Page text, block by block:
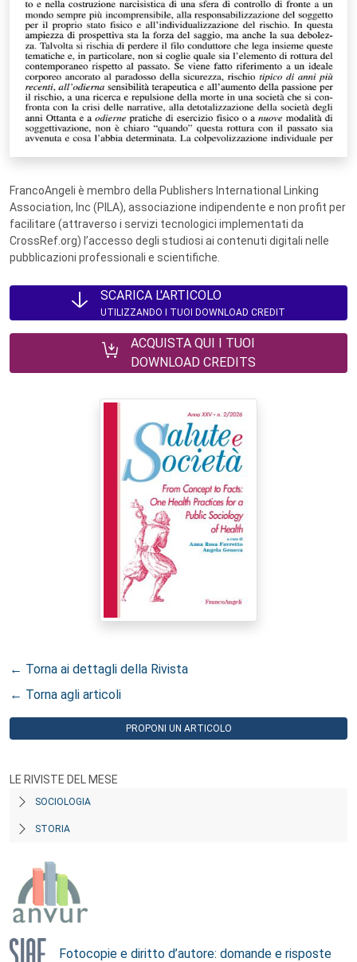
FrancoAngeli è membro della Publishers International Linking
Association, Inc (PILA), associazione indipendente e non profit per
facilitare (attraverso i servizi tecnologici implementati da
CrossRef.org) l’accesso degli studiosi ai contenuti digitali nelle
pubblicazioni professionali e scientifiche.
SCARICA L'ARTICOLO
UTILIZZANDO I TUOI DOWNLOAD CREDIT
ACQUISTA QUI I TUOI
DOWNLOAD CREDITS
← Torna ai dettagli della Rivista
← Torna agli articoli
PROPONI UN ARTICOLO
LE RIVISTE DEL MESE
SOCIOLOGIA
STORIA
Fotocopie e diritto d’autore: domande e risposte